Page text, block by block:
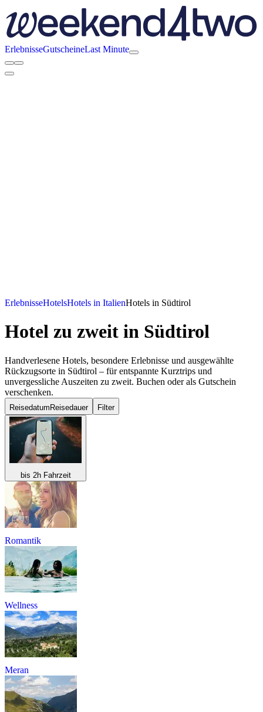
ErlebnisseGutscheineLast Minute
ErlebnisseHotelsHotels in ItalienHotels in Südtirol
Hotel zu zweit in Südtirol
Handverlesene Hotels, besondere Erlebnisse und ausgewählte
Rückzugsorte in Südtirol – für entspannte Kurztrips und
unvergessliche Auszeiten zu zweit. Buchen oder als Gutschein
verschenken.
Reisedatum Reisedauer Filter
bis 2h Fahrzeit
Romantik
Wellness
Meran